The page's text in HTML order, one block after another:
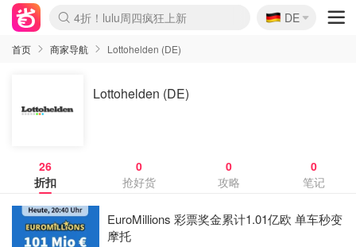
Boticinal 夏促开抢！
4折！lulu周四疯狂上新
还没结束！&OtherStories大促
Joybuy变相75折 随时失效
速领！Stanley独家85折
疑似霸哥！Camper额外叠85折
Zalando 奥莱闪促！每日更新
Moncler反季囤！5折起+叠9折
Coach Brooklyn仅€192
🇩🇪
DE
首页 商家导航 Lottohelden (DE)
Lottohelden (DE)
26
折扣
0
抢好货
0
攻略
0
笔记
EuroMillions 彩票奖金累计1.01亿欧 单车秒变
摩托